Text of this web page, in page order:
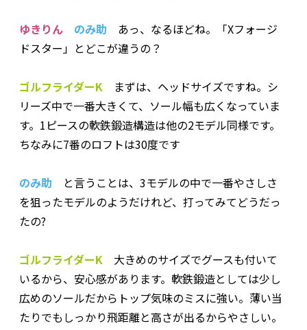
ゆきりん のみ助 あっ、なるほどね。「Xフォージ
ドスター」とどこが違うの？
ゴルフライダーK まずは、ヘッドサイズですね。シ
リーズ中で一番大きくて、ソール幅も広くなっていま
す。1ピースの軟鉄鍛造構造は他の2モデル同様です。
ちなみに7番のロフトは30度です
のみ助 と言うことは、3モデルの中で一番やさしさ
を狙ったモデルのようだけれど、打ってみてどうだっ
たの?
ゴルフライダーK 大きめのサイズでグースも付いて
いるから、安心感があります。軟鉄鍛造としては少し
広めのソールだからトップ気味のミスに強い。薄い当
たりでもしっかり飛距離と高さが出るからやさしい。